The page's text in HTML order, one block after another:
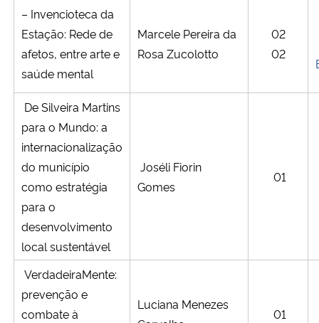
– Invencioteca da
Estação: Rede de
afetos, entre arte e
saúde mental
Marcele Pereira da
Rosa Zucolotto
02
02
De Silveira Martins
para o Mundo: a
internacionalização
do município
como estratégia
para o
desenvolvimento
local sustentável
Joséli Fiorin
Gomes
01
VerdadeiraMente:
prevenção e
combate à
Luciana Menezes
01